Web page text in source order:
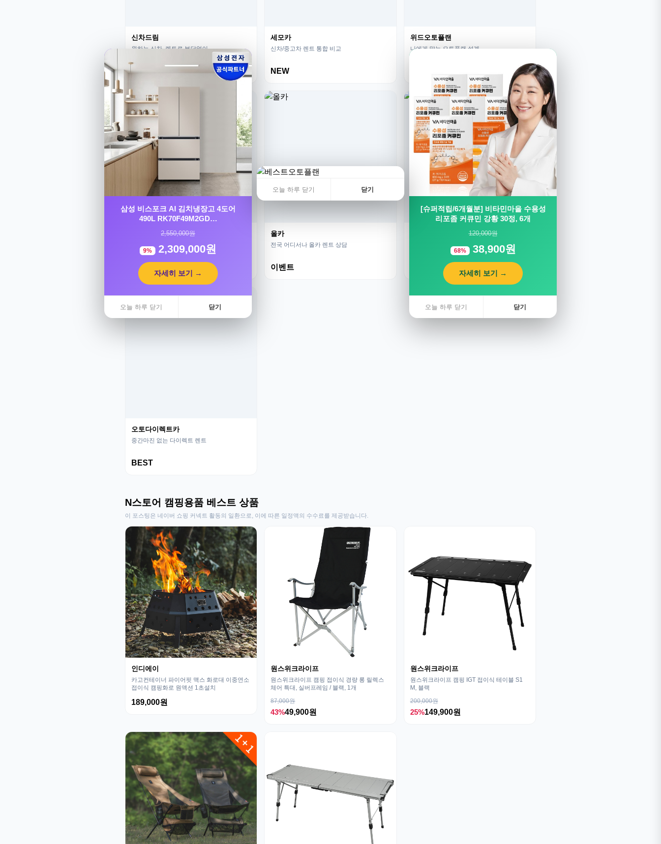
신차드림
원하는 신차, 렌트로 부담없이
특가
세모카
신차/중고차 렌트 통합 비교
NEW
위드오토플랜
나에게 맞는 오토플랜 설계
동하렌트카
지역별 맞춤 렌트카 상담
특가
올카
전국 어디서나 올카 렌트 상담
이벤트
월 부담 낮춘 오토플랜 상담
오토다이렉트카
중간마진 없는 다이렉트 렌트
BEST
N스토어 캠핑용품 베스트 상품
이 포스팅은 네이버 쇼핑 커넥트 활동의 일환으로, 이에 따른 일정액의 수수료를 제공받습니다.
인디에이
카고컨테이너 파이어핏 맥스 화로대 이중연소
접이식 캠핑화로 원액션 1초설치
189,000원
원스위크라이프
원스위크라이프 캠핑 접이식 경량 롱 릴렉스
체어 특대, 실버프레임 / 블랙, 1개
87,000원
43%49,900원
원스위크라이프
원스위크라이프 캠핑 IGT 접이식 테이블 S1
M, 블랙
200,000원
25%149,900원
오늘 하루 닫기 닫기
[슈퍼적립/6개월분] 비타민마을 수용성
리포좀 커큐민 강황 30정, 6개
120,000원
68% 38,900원
자세히 보기 →
오늘 하루 닫기 닫기
삼성 비스포크 AI 김치냉장고 4도어
490L RK70F49M2GD…
2,550,000원
9% 2,309,000원
자세히 보기 →
오늘 하루 닫기 닫기